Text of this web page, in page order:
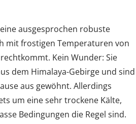
ausgesprochen robuste
mit frostigen Temperaturen von
Kein Wunder: Sie
dem Himalaya-Gebirge und sind
aus gewöhnt. Allerdings
um eine sehr trockene Kälte,
Bedingungen die Regel sind.